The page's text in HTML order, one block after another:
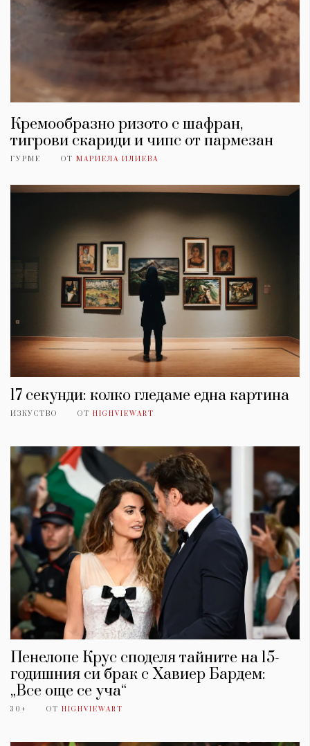
Кремообразно ризото с шафран,
тигрови скариди и чипс от пармезан
ГУРМЕ ОТ МАРИЕЛА ИЛИЕВА
17 секунди: колко гледаме една картина
ИЗКУСТВО ОТ HIGHVIEWART
Пенелопе Крус споделя тайните на 15-
годишния си брак с Хавиер Бардем:
„Все още се уча“
30+ ОТ HIGHVIEWART